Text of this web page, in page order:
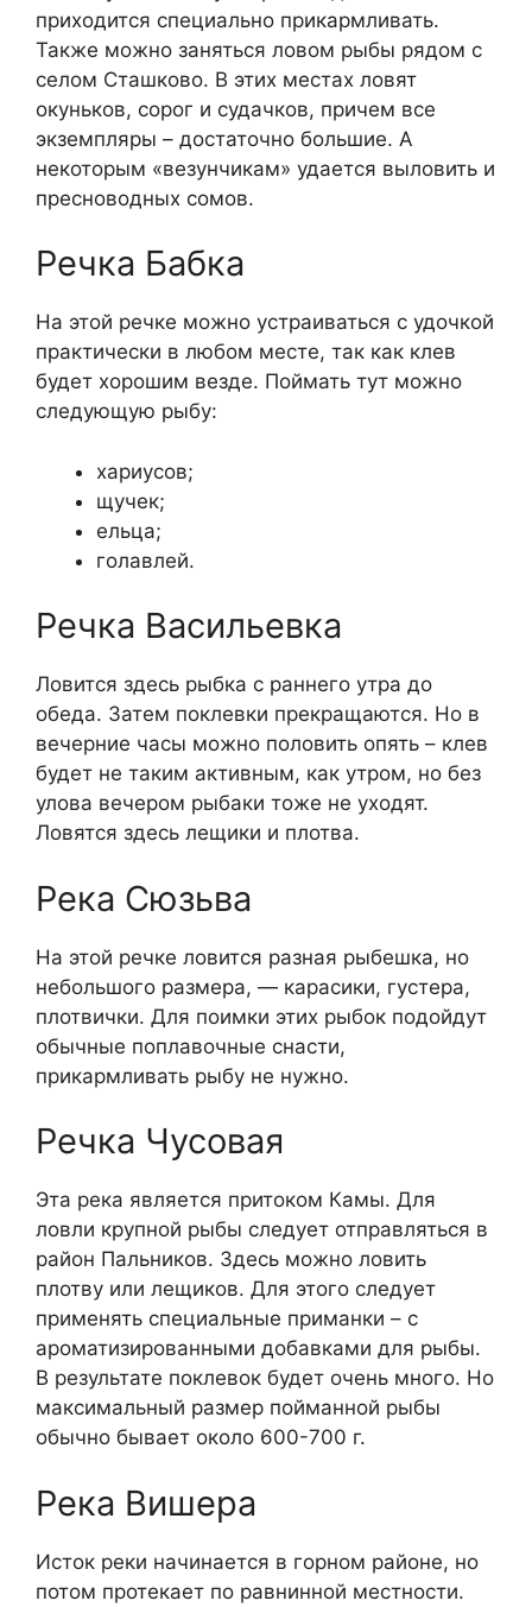
приходится специально прикармливать.
Также можно заняться ловом рыбы рядом с
селом Сташково. В этих местах ловят
окуньков, сорог и судачков, причем все
экземпляры – достаточно большие. А
некоторым «везунчикам» удается выловить и
пресноводных сомов.
Речка Бабка
На этой речке можно устраиваться с удочкой
практически в любом месте, так как клев
будет хорошим везде. Поймать тут можно
следующую рыбу:
хариусов;
щучек;
ельца;
голавлей.
Речка Васильевка
Ловится здесь рыбка с раннего утра до
обеда. Затем поклевки прекращаются. Но в
вечерние часы можно половить опять – клев
будет не таким активным, как утром, но без
улова вечером рыбаки тоже не уходят.
Ловятся здесь лещики и плотва.
Река Сюзьва
На этой речке ловится разная рыбешка, но
небольшого размера, — карасики, густера,
плотвички. Для поимки этих рыбок подойдут
обычные поплавочные снасти,
прикармливать рыбу не нужно.
Речка Чусовая
Эта река является притоком Камы. Для
ловли крупной рыбы следует отправляться в
район Пальников. Здесь можно ловить
плотву или лещиков. Для этого следует
применять специальные приманки – с
ароматизированными добавками для рыбы.
В результате поклевок будет очень много. Но
максимальный размер пойманной рыбы
обычно бывает около 600-700 г.
Река Вишера
Исток реки начинается в горном районе, но
потом протекает по равнинной местности.